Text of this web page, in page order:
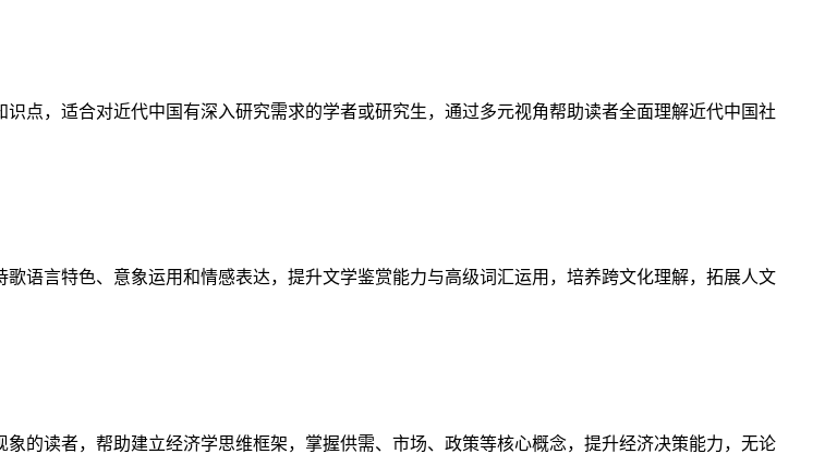
点，适合对近代中国有深入研究需求的学者或研究生，通过多元视角帮助读者全面理解近代中国社
语言特色、意象运用和情感表达，提升文学鉴赏能力与高级词汇运用，培养跨文化理解，拓展人文
的读者，帮助建立经济学思维框架，掌握供需、市场、政策等核心概念，提升经济决策能力，无论